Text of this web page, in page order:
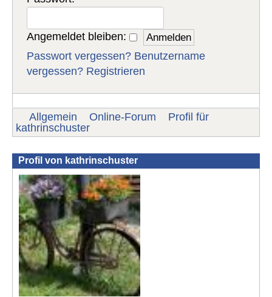
Angemeldet bleiben:
Passwort vergessen? Benutzername
vergessen? Registrieren
Allgemein Online-Forum
Profil für
kathrinschuster
Profil von kathrinschuster